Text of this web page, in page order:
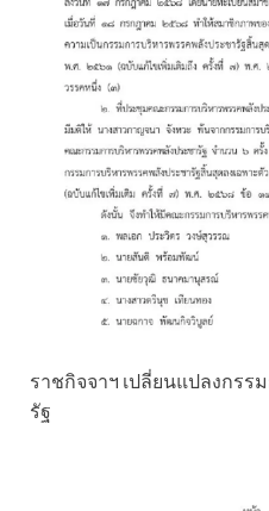
ราชกิจจาฯ เปลี่ยนแปลงกร
รัฐ